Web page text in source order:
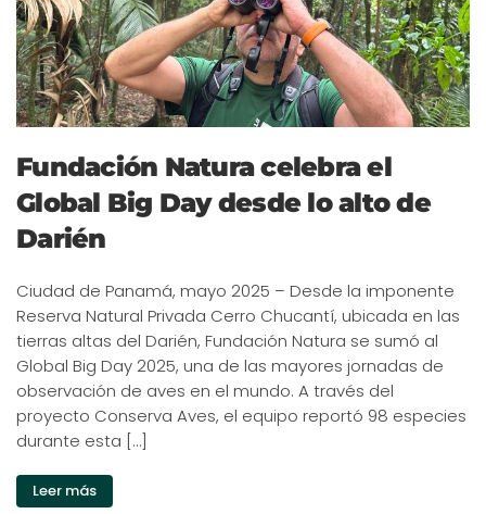
Fundación Natura celebra el
Global Big Day desde lo alto de
Darién
Ciudad de Panamá, mayo 2025 – Desde la imponente
Reserva Natural Privada Cerro Chucantí, ubicada en las
tierras altas del Darién, Fundación Natura se sumó al
Global Big Day 2025, una de las mayores jornadas de
observación de aves en el mundo. A través del
proyecto Conserva Aves, el equipo reportó 98 especies
durante esta […]
Leer más